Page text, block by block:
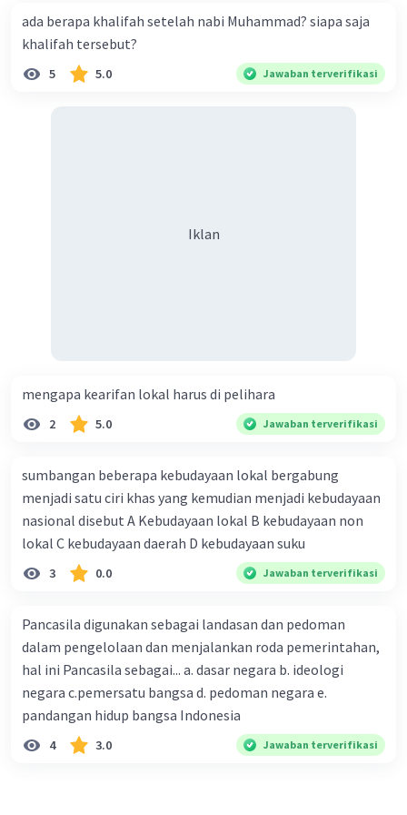
Beri Rating 3 Balas
Nanda R Level 89
29 April 1945
Indonesia, termasuk menyusun rancangan
dasar negara dan konstitusi.
Mengkaji dan merumuskandasar-dasar
untuk kemerdekaan Indonesia.
Mengumpulkan dan membahasaspirasi
dan pandangan dari berbagai pihak terkait
persiapan kemerdekaan.
ada berapa khalifah setelah nabi Muhammad? siapa saja
khalifah tersebut?
5 5.0 Jawaban terverifikasi
Iklan
mengapa kearifan lokal harus di pelihara
2 5.0 Jawaban terverifikasi
sumbangan beberapa kebudayaan lokal bergabung
menjadi satu ciri khas yang kemudian menjadi kebudayaan
nasional disebut A Kebudayaan lokal B kebudayaan non
lokal C kebudayaan daerah D kebudayaan suku
3 0.0 Jawaban terverifikasi
Pancasila digunakan sebagai landasan dan pedoman
dalam pengelolaan dan menjalankan roda pemerintahan,
hal ini Pancasila sebagai... a. dasar negara b. ideologi
negara c.pemersatu bangsa d. pedoman negara e.
pandangan hidup bangsa Indonesia
4 3.0 Jawaban terverifikasi